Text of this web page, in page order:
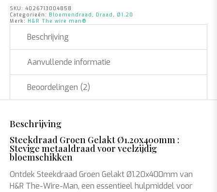
SKU: 4026713004858
Categorieën: Bloemendraad , Draad , Ø1.20
Merk: H&R The wire man®
Beschrijving
Aanvullende informatie
Beoordelingen (2)
Beschrijving
Steekdraad Groen Gelakt Ø1.20x400mm :
Stevige metaaldraad voor veelzijdig
bloemschikken
Ontdek Steekdraad Groen Gelakt Ø1.20x400mm van
H&R The-Wire-Man, een essentieel hulpmiddel voor